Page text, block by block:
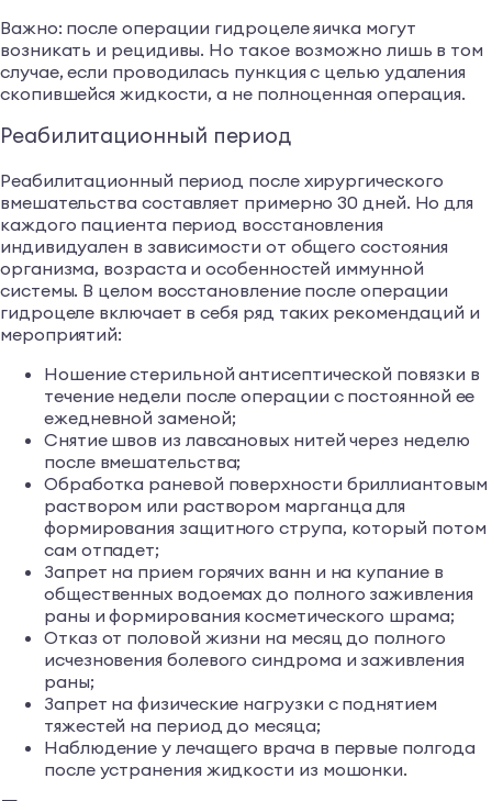
Важно: после операции гидроцеле яичка могут
возникать и рецидивы. Но такое возможно лишь в том
случае, если проводилась пункция с целью удаления
скопившейся жидкости, а не полноценная операция.
Реабилитационный период
Реабилитационный период после хирургического
вмешательства составляет примерно 30 дней. Но для
каждого пациента период восстановления
индивидуален в зависимости от общего состояния
организма, возраста и особенностей иммунной
системы. В целом восстановление после операции
гидроцеле включает в себя ряд таких рекомендаций и
мероприятий:
Ношение стерильной антисептической повязки в
течение недели после операции с постоянной ее
ежедневной заменой;
Снятие швов из лавсановых нитей через неделю
после вмешательства;
Обработка раневой поверхности бриллиантовым
раствором или раствором марганца для
формирования защитного струпа, который потом
сам отпадет;
Запрет на прием горячих ванн и на купание в
общественных водоемах до полного заживления
раны и формирования косметического шрама;
Отказ от половой жизни на месяц до полного
исчезновения болевого синдрома и заживления
раны;
Запрет на физические нагрузки с поднятием
тяжестей на период до месяца;
Наблюдение у лечащего врача в первые полгода
после устранения жидкости из мошонки.